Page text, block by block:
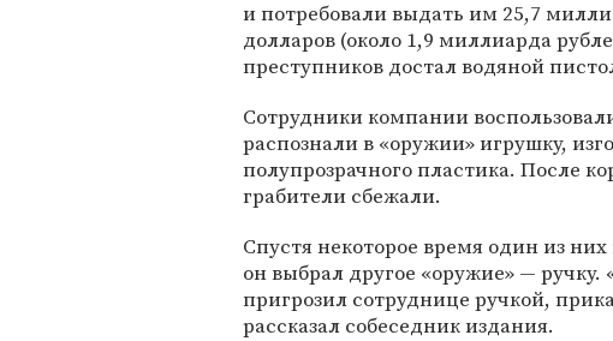
и потребовали выдать им 25,7
долларов (около 1,9 миллиарда
преступников достал водяной
Сотрудники компании
распознали в «оружии» игрушку,
полупрозрачного пластика. После
грабители сбежали.
Спустя некоторое время один из
он выбрал другое «оружие» —
пригрозил сотруднице ручкой,
рассказал собеседник издания.